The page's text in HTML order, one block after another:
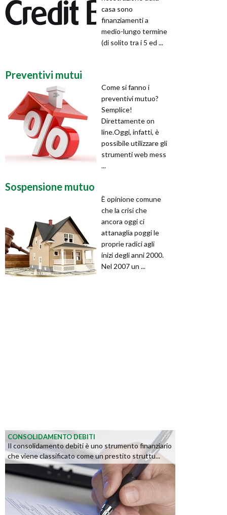
casa sono
finanziamenti a
medio-lungo termine
(di solito tra i 5 ed ...
Preventivi mutui
Come si fanno i
preventivi mutuo?
Semplice!
Direttamente on
line.Oggi, infatti, è
possibile utilizzare gli
strumenti web mess
...
Sospensione mutuo
È opinione comune
che la crisi che
ancora oggi ci
attanaglia poggi le
proprie radici agli
inizi degli anni 2000.
Nel 2007 un ...
CONSOLIDAMENTO DEBITI
Il consolidamento debiti è uno strumento finanziario
che viene classificato come un prestito struttu...